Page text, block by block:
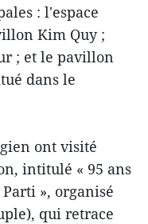
: l'espace
Kim Quy ;
; et le pavillon
dans le
ont visité
intitulé « 95 ans
», organisé
qui retrace